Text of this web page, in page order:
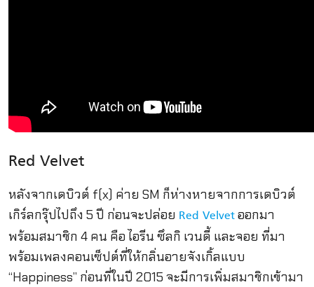
Red Velvet
หลังจากเดบิวต์ f(x) ค่าย SM ก็ห่างหายจากการเดบิวต์
เกิร์ลกรุ๊ปไปถึง 5 ปี ก่อนจะปล่อย Red Velvetออกมา
พร้อมสมาชิก 4 คน คือ ไอรีน ซึลกิ เวนดี้ และจอย ที่มา
พร้อมเพลงคอนเซ็ปต์ที่ให้กลิ่นอายจังเกิ้ลแบบ
“Happiness” ก่อนที่ในปี 2015 จะมีการเพิ่มสมาชิกเข้ามา